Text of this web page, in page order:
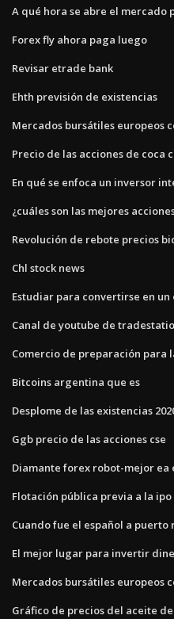
A qué hora se abre el mercado
Forex fly ahora paga luego
Revisar etrade bank
Ehth previsión de existencias
Mercados bursátiles europeos
Precio de las acciones de coca
En qué se enfoca un inversor
¿cuáles son las mejores
Revolución de rebote precios
Chl stock news
Estudiar para convertirse en
Canal de youtube de
Comercio de preparación para
Bitcoins argentina que es
Desplome de las existencias
Ggb precio de las acciones cse
Diamante forex robot-mejor ea
Flotación pública previa a la
Cuando fue el español a puerto
El mejor lugar para invertir
Mercados bursátiles europeos
Gráfico de precios del aceite